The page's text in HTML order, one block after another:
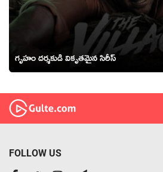
గృహం దర్శకుడి వికృతమైన సిరీస్
FOLLOW US